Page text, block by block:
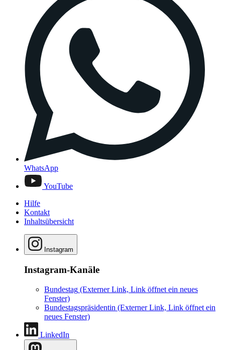
WhatsApp
YouTube
Hilfe
Kontakt
Inhaltsübersicht
Instagram
Instagram-Kanäle
Bundestag (Externer Link, Link öffnet ein neues
Fenster)
Bundestagspräsidentin (Externer Link, Link öffnet ein
neues Fenster)
LinkedIn